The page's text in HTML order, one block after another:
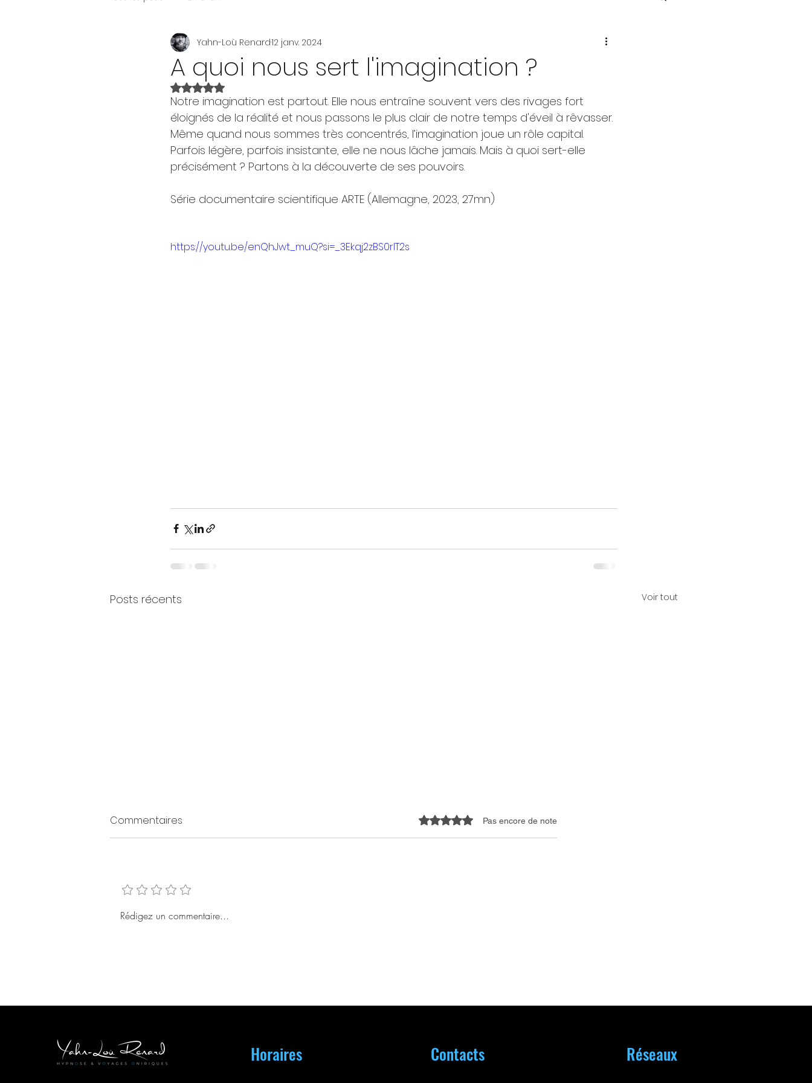
A quoi nous sert l'imagination ?
Yahn-Loù Renard12 janv. 2024
Noté NaN étoiles sur 5.
Notre imagination est partout. Elle nous entraîne souvent vers des rivages fort
éloignés de la réalité et nous passons le plus clair de notre temps d'éveil à rêvasser.
Même quand nous sommes très concentrés, l’imagination joue un rôle capital.
Parfois légère, parfois insistante, elle ne nous lâche jamais. Mais à quoi sert-elle
précisément ? Partons à la découverte de ses pouvoirs.
Série documentaire scientifique ARTE (Allemagne, 2023, 27mn)
https://youtu.be/enQhJwt_muQ?si=_3Ekqj2zBS0rlT2s
Posts récents Voir tout
Les 4 types d'Amour ♥️
Commentaires Noté 0 étoile sur 5.Pas encore de note
Rédigez un commentaire...
Horaires Contacts Réseaux